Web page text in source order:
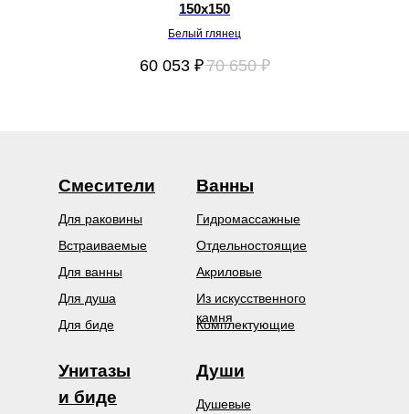
150х150
Белый глянец
60 053 ₽70 650 ₽
Смесители
Души
Душевые
Встраиваемые
Для биде
Для ванны
Для душа
Для раковины
Ванны
Из искусственного
камня
Гидромассажные
Акриловые
Отдельностоящие
Комплектующие
Унитазы
и биде